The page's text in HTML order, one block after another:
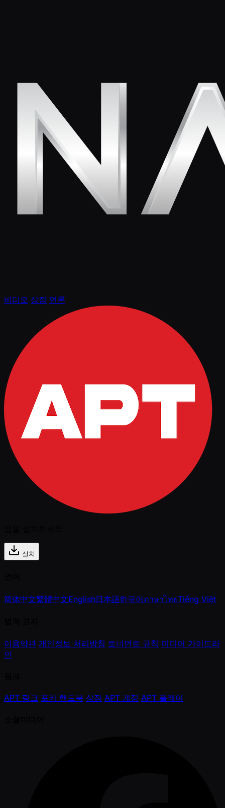
비디오 상점 언론
설치
简体中文繁體中文English日本語한국어ภาษาไทยTiếng Việt
이용약관 개인정보 처리방침 토너먼트 규칙 미디어 가이드라
인
APT 링크 포커 핸드북 상점 APT 계정 APT 플레이